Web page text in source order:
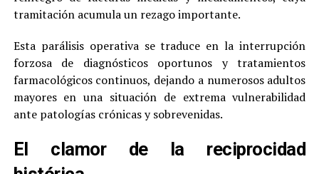
tramitación acumula un rezago importante.
Esta parálisis operativa se traduce en la interrupción
forzosa de diagnósticos oportunos y tratamientos
farmacológicos continuos, dejando a numerosos adultos
mayores en una situación de extrema vulnerabilidad
ante patologías crónicas y sobrevenidas.
El clamor de la reciprocidad